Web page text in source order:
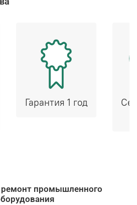
Гарантия 1 год
промышленного